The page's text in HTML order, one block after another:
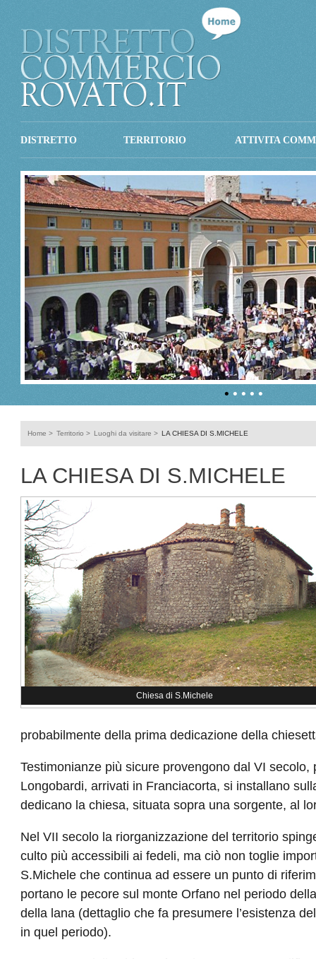
DISTRETTO TERRITORIO ATTIVITA
• • • • •
Home > Territorio > Luoghi da visitare > LA CHIESA DI S.MICHELE
LA CHIESA DI S.MICHELE
Chiesa di S.Michele
probabilmente della prima dedicazione della
Testimonianze più sicure provengono dal VI secolo,
Longobardi, arrivati in Franciacorta, si installano
dedicano la chiesa, situata sopra una sorgente, al
Nel VII secolo la riorganizzazione del territorio
culto più accessibili ai fedeli, ma ciò non toglie
S.Michele che continua ad essere un punto di
portano le pecore sul monte Orfano nel periodo
della lana (dettaglio che fa presumere l’esistenza
in quel periodo).